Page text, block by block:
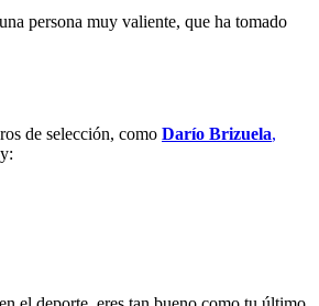
persona muy valiente, que ha tomado
de selección, como Darío Brizuela,